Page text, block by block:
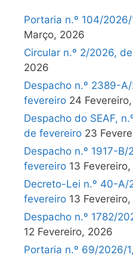
Portaria n.º 104/
Março, 2026
Circular n.º 2/2026,
2026
Despacho n.º 2389-
fevereiro 24
Despacho do SEAF,
de fevereiro 23
Despacho n.º 1917-
fevereiro 13
Decreto-Lei n.º 40-A/
fevereiro 13
Despacho n.º 1782/
12 Fevereiro, 2026
Portaria n.º 69/2026/